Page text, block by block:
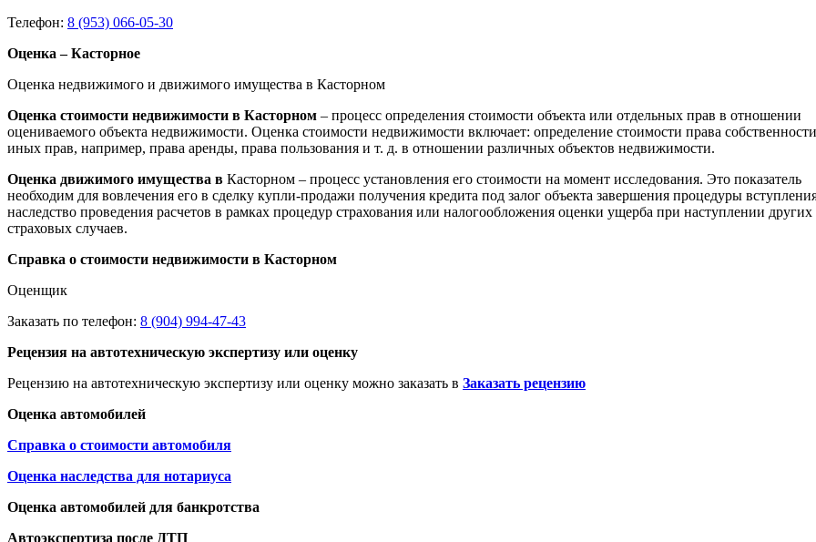
Телефон: 8 (953) 066-05-30
Оценка – Касторное
Оценка недвижимого и движимого имущества в Касторном
Оценка стоимости недвижимости в Касторном – процесс определения стоимости объекта или отдельных прав в отношении
оцениваемого объекта недвижимости. Оценка стоимости недвижимости включает: определение стоимости права
иных прав, например, права аренды, права пользования и т. д. в отношении различных объектов недвижимости.
Оценка движимого имущества в Касторном – процесс установления его стоимости на момент исследования. Это показатель
необходим для вовлечения его в сделку купли-продажи получения кредита под залог объекта завершения процедуры
наследство проведения расчетов в рамках процедур страхования или налогообложения оценки ущерба при наступлении других
страховых случаев.
Справка о стоимости недвижимости в Касторном
Оценщик
Заказать по телефон: 8 (904) 994-47-43
Рецензия на автотехническую экспертизу или оценку
Рецензию на автотехническую экспертизу или оценку можно заказать в Заказать рецензию
Оценка автомобилей
Справка о стоимости автомобиля
Оценка наследства для нотариуса
Оценка автомобилей для банкротства
Автоэкспертиза после ДТП